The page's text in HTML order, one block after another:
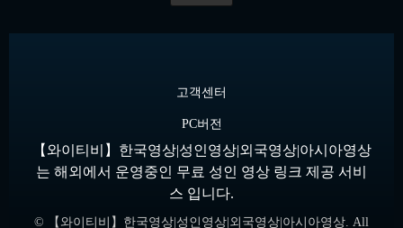
고객센터
PC버전
【와이티비】한국영상|성인영상|외국영상|아시아영상
는 해외에서 운영중인 무료 성인 영상 링크 제공 서비
스 입니다.
© 【와이티비】한국영상|성인영상|외국영상|아시아영상. All